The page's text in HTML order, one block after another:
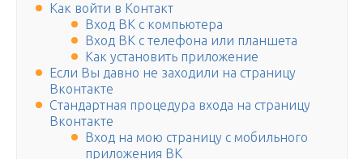
Как войти в Контакт
Вход ВК с компьютера
Вход ВК с телефона или планшета
Как установить приложение
Если Вы давно не заходили на страницу
Вконтакте
Стандартная процедура входа на страницу
Вконтакте
Вход на мою страницу с мобильного
приложения ВК